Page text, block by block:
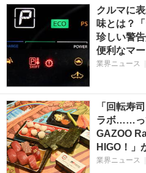
クルマに
味とは？
珍しい警
便利なマ
業界ニュース
「回転寿
ラボ……っ
GAZOO
HIGO！」
業界ニュース